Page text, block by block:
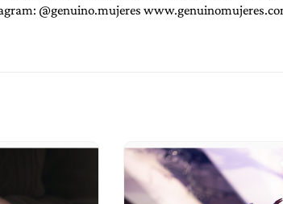
@genuino.mujeres